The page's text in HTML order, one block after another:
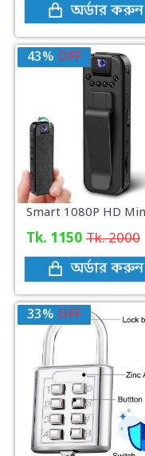
অর্ডার করুন
43% OFF
Tk. 1150 Tk. 2000
অর্ডার করুন
33% OFF